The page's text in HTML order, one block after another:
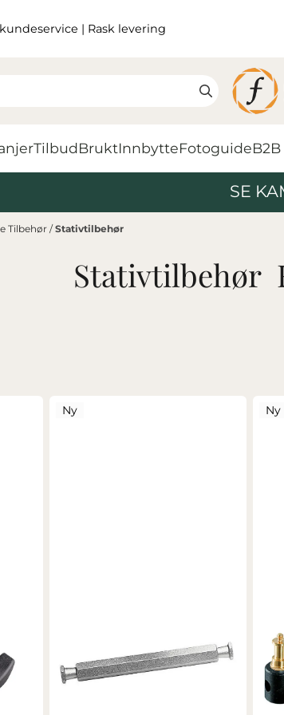
| Rask levering
TilbudBruktInnbytteFotoguideB2B
SE
Tilbehør /Stativtilbehør
Stativtilbehør
Ny Ny